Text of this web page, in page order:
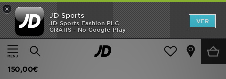
×
JD Sports
JD Sports Fashion PLC
GRÁTIS - No Google Play
VER
Página principal
Homem Calçado de Homem Sapatilhas
Nike Air Max 90 Drift
150,00€
INÍCIO
Promoções